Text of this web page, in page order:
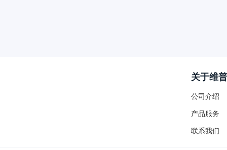
关于维普
公司介绍
产品服务
联系我们